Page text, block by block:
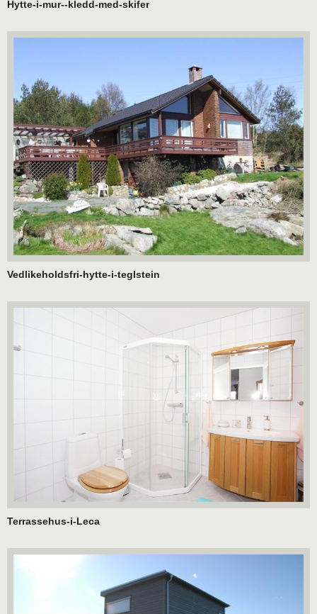
Hytte-i-mur--kledd-med-skifer
Vedlikeholdsfri-hytte-i-teglstein
Terrassehus-i-Leca